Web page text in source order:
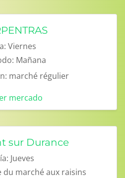
Viernes
Mañana
marché régulier
mercado
sur Durance
Jueves
du marché aux raisins